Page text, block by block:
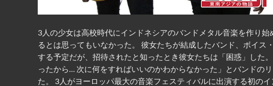
3人の少女は高校時代にインドネシアのバンドメタル音楽を作り
るとは思ってもいなかった。 彼女たちが結成したバンド、ボイ
する予定だが、招待されたと知ったとき彼女たちは「困惑」した
ったから… 次に何をすればいいのかわからなかった」とバンドの
た。 3人がヨーロッパ最大の音楽フェスティバルに出演する初の